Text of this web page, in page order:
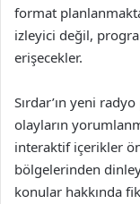
format
izleyici değil,
erişecekler.
Sırdar’ın yeni
olayların
interaktif içerikler
bölgelerinden
konular hakkında